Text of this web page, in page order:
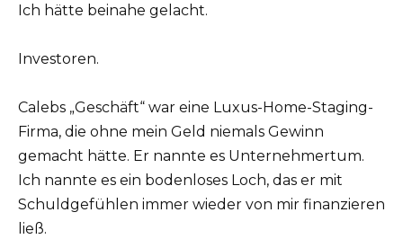
Ich hätte beinahe gelacht.
Investoren.
Calebs „Geschäft“ war eine Luxus-Home-Staging-
Firma, die ohne mein Geld niemals Gewinn
gemacht hätte. Er nannte es Unternehmertum.
Ich nannte es ein bodenloses Loch, das er mit
Schuldgefühlen immer wieder von mir finanzieren
ließ.